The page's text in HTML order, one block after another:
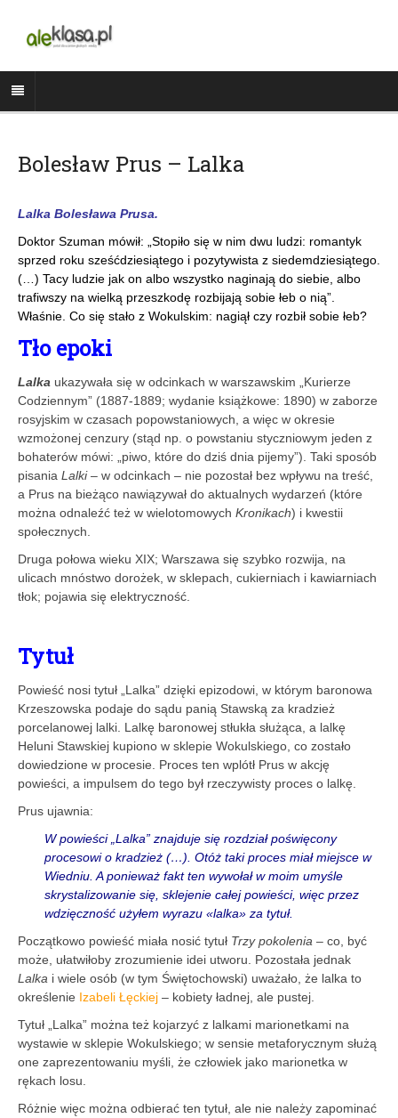
Bolesław Prus – Lalka
Lalka Bolesława Prusa.
Doktor Szuman mówił: „Stopiło się w nim dwu ludzi: romantyk
sprzed roku sześćdziesiątego i pozytywista z siedemdziesiątego.
(…) Tacy ludzie jak on albo wszystko naginają do siebie, albo
trafiwszy na wielką przeszkodę rozbijają sobie łeb o nią”.
Właśnie. Co się stało z Wokulskim: nagiął czy rozbił sobie łeb?
Tło epoki
Lalka ukazywała się w odcinkach w warszawskim „Kurierze
Codziennym” (1887-1889; wydanie książkowe: 1890) w zaborze
rosyjskim w czasach popowstaniowych, a więc w okresie
wzmożonej cenzury (stąd np. o powstaniu styczniowym jeden z
bohaterów mówi: „piwo, które do dziś dnia pijemy”). Taki sposób
pisania Lalki– w odcinkach – nie pozostał bez wpływu na treść,
a Prus na bieżąco nawiązywał do aktualnych wydarzeń (które
można odnaleźć też w wielotomowych Kronikach) i kwestii
społecznych.
Druga połowa wieku XIX; Warszawa się szybko rozwija, na
ulicach mnóstwo dorożek, w sklepach, cukierniach i kawiarniach
tłok; pojawia się elektryczność.
Tytuł
Powieść nosi tytuł „Lalka” dzięki epizodowi, w którym baronowa
Krzeszowska podaje do sądu panią Stawską za kradzież
porcelanowej lalki. Lalkę baronowej stłukła służąca, a lalkę
Heluni Stawskiej kupiono w sklepie Wokulskiego, co zostało
dowiedzione w procesie. Proces ten wplótł Prus w akcję
powieści, a impulsem do tego był rzeczywisty proces o lalkę.
Prus ujawnia:
W powieści „Lalka” znajduje się rozdział poświęcony
procesowi o kradzież (…). Otóż taki proces miał miejsce w
Wiedniu. A ponieważ fakt ten wywołał w moim umyśle
skrystalizowanie się, sklejenie całej powieści, więc przez
wdzięczność użyłem wyrazu «lalka» za tytuł.
Początkowo powieść miała nosić tytuł Trzy pokolenia – co, być
może, ułatwiłoby zrozumienie idei utworu. Pozostała jednak
Lalka i wiele osób (w tym Świętochowski) uważało, że lalka to
określenie Izabeli Łęckiej – kobiety ładnej, ale pustej.
Tytuł „Lalka” można też kojarzyć z lalkami marionetkami na
wystawie w sklepie Wokulskiego; w sensie metaforycznym służą
one zaprezentowaniu myśli, że człowiek jako marionetka w
rękach losu.
Różnie więc można odbierać ten tytuł, ale nie należy zapominać